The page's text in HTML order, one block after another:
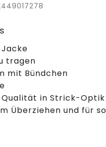
tragen
mit Bündchen
Qualität in Strick-Optik
Überziehen und für